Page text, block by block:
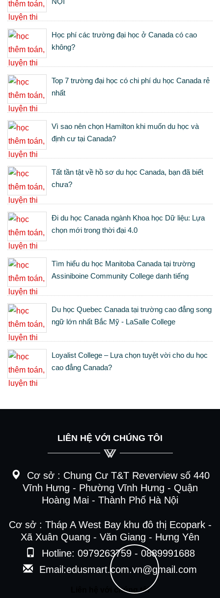
Học phí các trường đại học ở Canada có cao
không?
Top 7 trường đại học có chi phí du học Canada rẻ
nhất
Vì sao nên chọn Hamilton khi muốn du học và
định cư tại Canada?
Tất tần tật về hồ sơ du học Canada, bạn đã biết
chưa?
Đi du học Canada ngành Khoa học Dữ liệu: Lựa
chọn mới trong thời đại 4.0
Tìm hiểu du học Manitoba Canada tại trường
Assiniboine Community College danh tiếng
Du học Quebec Canada tại trường cao đẳng song
ngữ lớn nhất Bắc Mỹ - LaSalle College
Loyalist College – Lựa chọn tuyệt vời cho du học
cao đẳng Canada?
LIÊN HỆ VỚI CHÚNG TÔI
Cơ sở : Chung Cư T&T Reverview số 440
Vĩnh Hưng - Phường Vĩnh Hưng - Quận
Hoàng Mai - Thành Phố Hà Nội
Cơ sở : Tháp A West Bay khu đô thị Ecopark -
Xã Xuân Quang - Văn Giang - Hưng Yên
Hotline: 0979263759 - 0889991688
Email:edusmart.com.vn@gmail.com
Liên hệ với chúng tôi